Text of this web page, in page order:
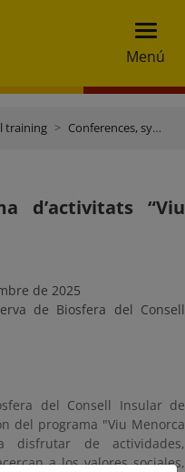
Menú
training Conferences, symposiums and other events
d’activitats “Viu
de 2025
de Biosfera del Consell
del Consell Insular de
del programa "Viu Menorca
disfrutar de actividades,
a los valores sociales,